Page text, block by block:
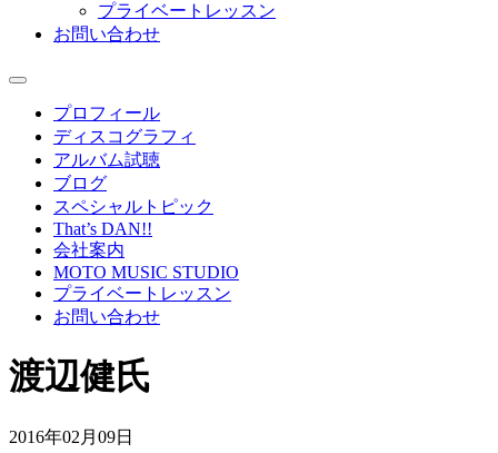
プライベートレッスン
お問い合わせ
プロフィール
ディスコグラフィ
アルバム試聴
ブログ
スペシャルトピック
That’s DAN!!
会社案内
MOTO MUSIC STUDIO
プライベートレッスン
お問い合わせ
渡辺健氏
2016年02月09日